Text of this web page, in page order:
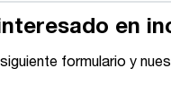
en
formulario y